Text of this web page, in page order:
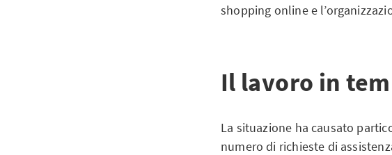
shopping online e
Il lavoro in
La situazione ha causato
numero di richieste di